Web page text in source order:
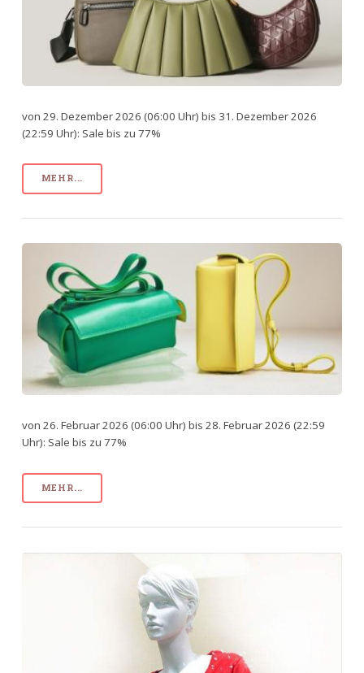
von 29. Dezember 2026 (06:00 Uhr) bis 31. Dezember 2026
(22:59 Uhr): Sale bis zu 77%
MEHR...
von 26. Februar 2026 (06:00 Uhr) bis 28. Februar 2026 (22:59
Uhr): Sale bis zu 77%
MEHR...